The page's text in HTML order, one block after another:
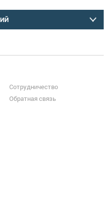
Сотрудничество
Обратная связь